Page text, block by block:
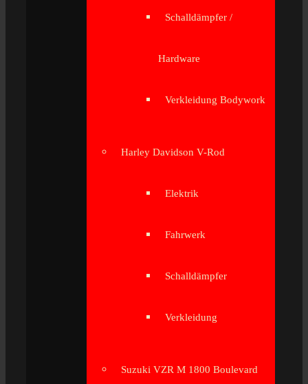
Schalldämpfer /
Hardware
Verkleidung Bodywork
Harley Davidson V-Rod
Elektrik
Fahrwerk
Schalldämpfer
Verkleidung
Suzuki VZR M 1800 Boulevard